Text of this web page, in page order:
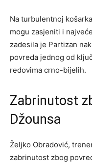
Na turbulentnoj
mogu zasjeniti i
zadesila je Partizan
povreda jednog od
redovima crno-bijelih.
Zabrinutost
Džounsa
Željko Obradović,
zabrinutost zbog